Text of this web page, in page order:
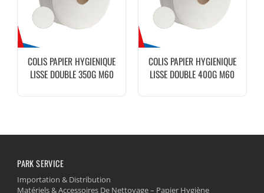
COLIS PAPIER HYGIENIQUE
LISSE DOUBLE 350G M60
COLIS PAPIER HYGIENIQUE
LISSE DOUBLE 400G M60
PARK SERVICE
Importation & Distribution
Matériels & Accessoires De Nettoyage – Papier Hygiène